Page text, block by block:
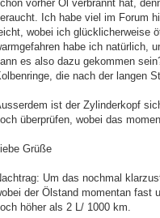
vorher Öl verbrannt hat,
Ich habe viel im Forum
wobei ich glücklicherweise
habe ich natürlich,
es also dazu gekommen
die nach der langen
ist der Zylinderkopf
überprüfen, wobei das
Grüße
Um das nochmal
der Ölstand momentan fast
höher als 2 L/ 1000 km.